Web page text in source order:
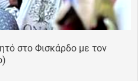
στο Φισκάρδο με τον